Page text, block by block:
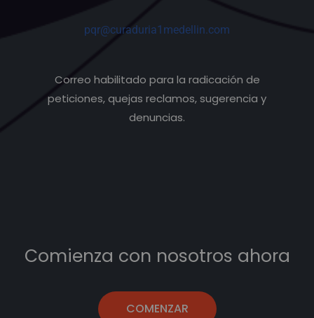
pqr@curaduria1medellin.com
Correo habilitado para la radicación de
peticiones, quejas reclamos, sugerencia y
denuncias.
Comienza con nosotros ahora
COMENZAR